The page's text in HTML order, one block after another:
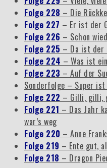
Folge 228 – Die
Folge 227 – Er ist der
Folge 226 – Schon
Folge 225 – Da ist der
Folge 224 – Was ist
Folge 223 – Auf der
Sonderfolge – Super
Folge 222 – Gilli, gilli,
Folge 221 – Das Jahr
war’s weg
Folge 220 – Anne
Folge 219 – Ente gut,
Folge 218 – Dragon